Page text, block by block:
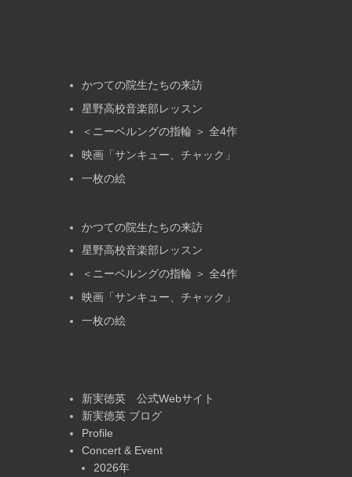
かつての院生たちの来訪
星野高校音楽部レッスン
＜ニーベルングの指輪 ＞ 全4作
映画「サンキュー、チャック」
一枚の絵
かつての院生たちの来訪
星野高校音楽部レッスン
＜ニーベルングの指輪 ＞ 全4作
映画「サンキュー、チャック」
一枚の絵
新実徳英 公式Webサイト
新実徳英 ブログ
Profile
Concert & Event
2026年